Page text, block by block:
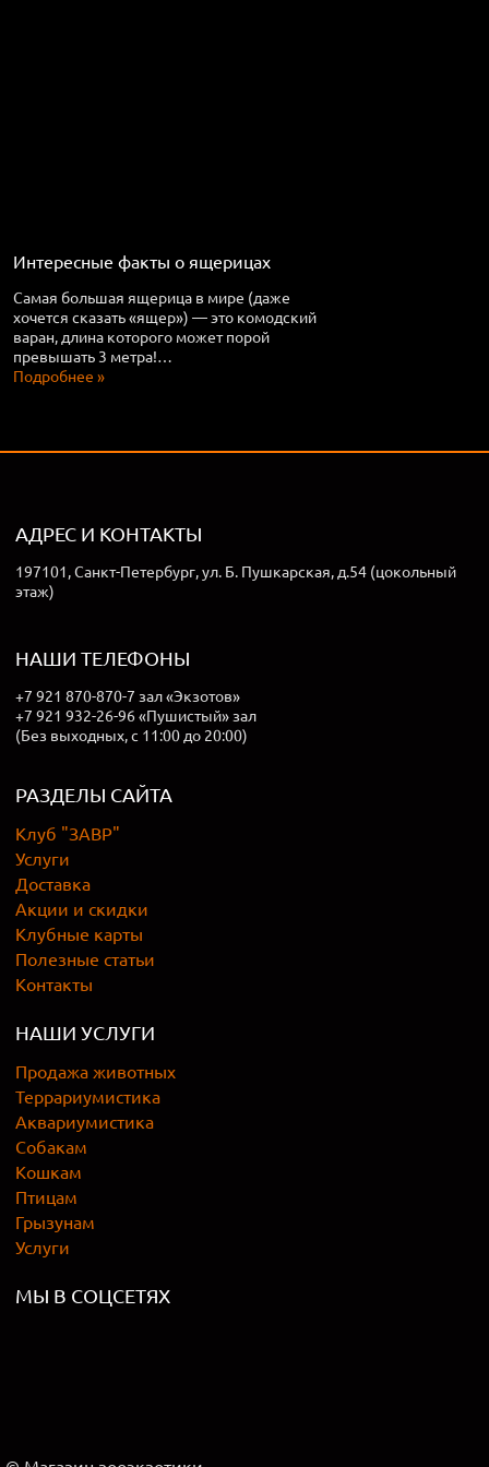
Интересные факты о ящерицах
Самая большая ящерица в мире (даже
хочется сказать «ящер») — это комодский
варан, длина которого может порой
превышать 3 метра!…
Подробнее »
АДРЕС И КОНТАКТЫ
197101, Санкт-Петербург, ул. Б. Пушкарская, д.54 (цокольный
этаж)
НАШИ ТЕЛЕФОНЫ
+7 921 870-870-7 зал «Экзотов»
+7 921 932-26-96 «Пушистый» зал
(Без выходных, с 11:00 до 20:00)
РАЗДЕЛЫ САЙТА
Клуб "ЗАВР"
Услуги
Доставка
Акции и скидки
Клубные карты
Полезные статьи
Контакты
НАШИ УСЛУГИ
Продажа животных
Террариумистика
Аквариумистика
Собакам
Кошкам
Птицам
Грызунам
Услуги
МЫ В СОЦСЕТЯХ